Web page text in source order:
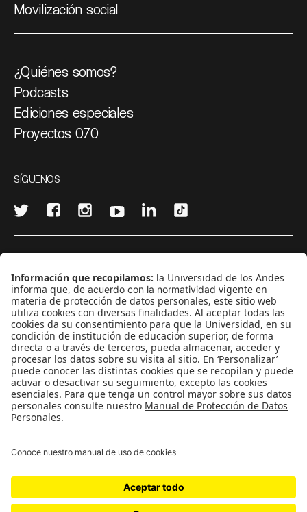
Movilización social
¿Quiénes somos?
Podcasts
Ediciones especiales
Proyectos 070
SÍGUENOS
CONTÁCTANOS
cerosetenta@uniandes.edu.co
BOGOTÁ, COLOMBIA
NEWSLETTER